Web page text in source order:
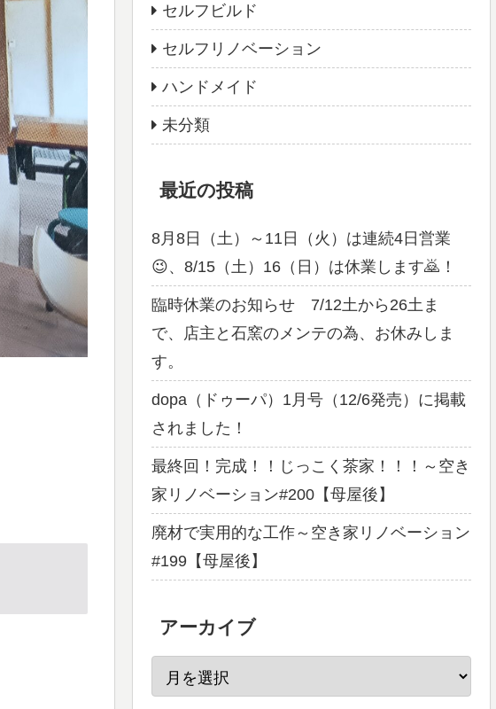
セルフビルド
セルフリノベーション
ハンドメイド
未分類
最近の投稿
8月8日（土）～11日（火）は連続4日営業
😉、8/15（土）16（日）は休業します🙇！
臨時休業のお知らせ 7/12土から26土ま
で、店主と石窯のメンテの為、お休みしま
す。
dopa（ドゥーパ）1月号（12/6発売）に掲載
されました！
最終回！完成！！じっこく茶家！！！～空き
家リノベーション#200【母屋後】
廃材で実用的な工作～空き家リノベーション
#199【母屋後】
アーカイブ